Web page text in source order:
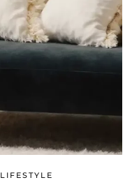
LIFESTYLE